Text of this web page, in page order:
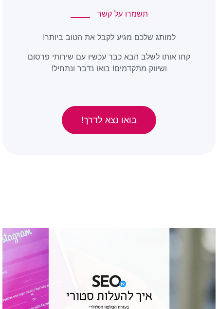
תשמרו על קשר
למותג שלכם מגיע לקבל את הטוב ביותר!
קחו אותו לשלב הבא כבר עכשיו עם שירותי פרסום
ושיווק מתקדמים! בואו נדבר ונתחיל!
בואו נצא לדרך!